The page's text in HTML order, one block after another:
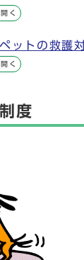
く
ットの救護
く
度